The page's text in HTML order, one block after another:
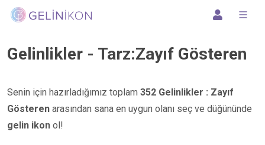
Gelinlikler - Tarz:Zayıf Gösteren
Senin için hazırladığımız toplam 352 Gelinlikler : Zayıf
Gösteren arasından sana en uygun olanı seç ve düğününde
gelin ikon ol!